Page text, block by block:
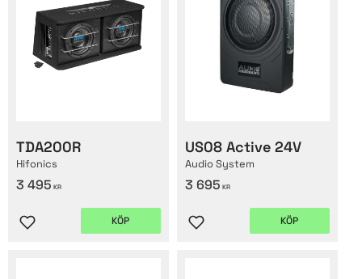
TDA200R
Hifonics
3 495 KR
Lägg till i favoriter
KÖP
US08 Active 24V
Audio System
3 695 KR
Lägg till i favoriter
KÖP